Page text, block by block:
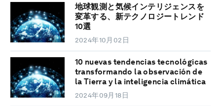
地球観測と気候インテリジェンスを
変革する、新テクノロジートレンド
10選
2024年10月02日
10 nuevas tendencias tecnológicas
transformando la observación de
la Tierra y la inteligencia climática
2024年09月18日